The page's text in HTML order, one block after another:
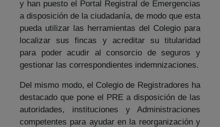
y han puesto el Portal Registral de Emergencias
a disposición de la ciudadanía, de modo que esta
pueda utilizar las herramientas del Colegio para
localizar sus fincas y acreditar su titularidad
para poder acudir al consorcio de seguros y
gestionar las correspondientes indemnizaciones.
Del mismo modo, el Colegio de Registradores ha
destacado que pone el PRE a disposición de las
autoridades, instituciones y Administraciones
competentes para ayudar en la reorganización y